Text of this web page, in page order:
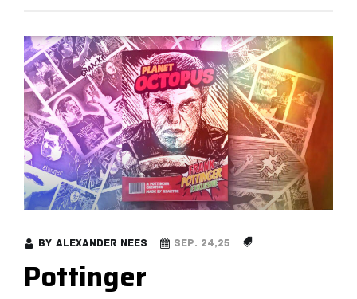
by Alexander Nees Sep. 24,25
Pottinger